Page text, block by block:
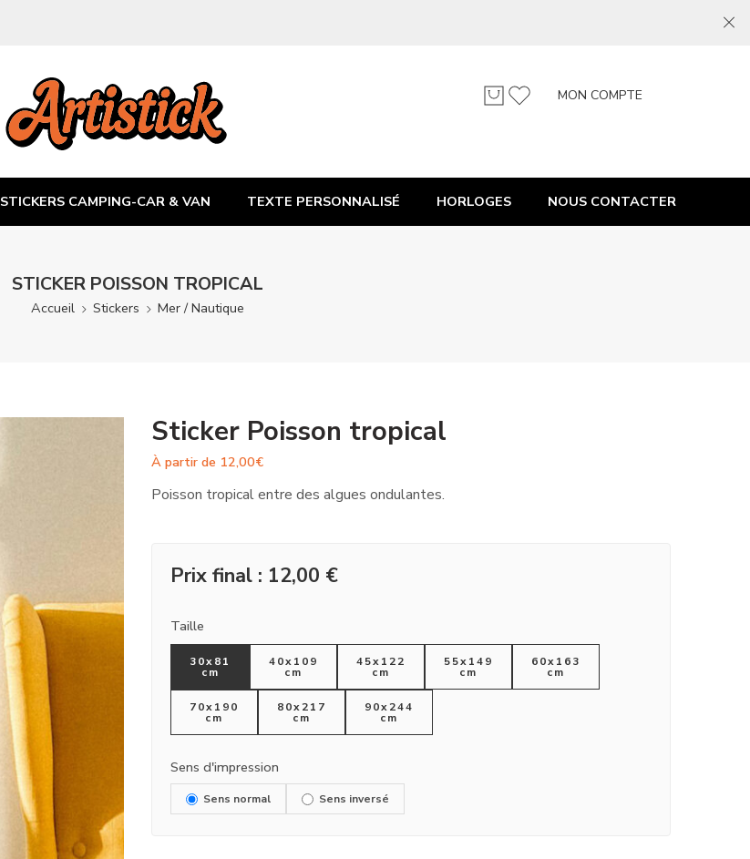
MON COMPTE
STICKERS CAMPING-CAR & VAN TEXTE PERSONNALISÉ HORLOGES NOUS CONTACTER
STICKER POISSON TROPICAL
Accueil Stickers Mer / Nautique
Sticker Poisson tropical
À partir de 12,00€
Poisson tropical entre des algues ondulantes.
Prix final : 12,00 €
Taille
30x81
cm
40x109
cm
45x122
cm
55x149
cm
60x163
cm
70x190
cm
80x217
cm
90x244
cm
Sens d'impression
Sens normal Sens inversé